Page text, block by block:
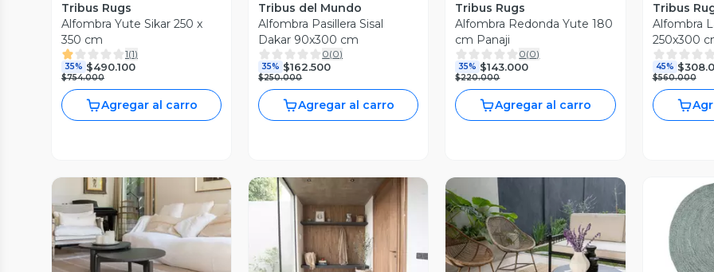
Tribus Rugs
Alfombra Yute Sikar 250 x
350 cm
1(1)
35% $490.100
$754.000
Agregar al carro
Tribus del Mundo
Alfombra Pasillera Sisal
Dakar 90x300 cm
0(0)
35% $162.500
$250.000
Agregar al carro
Tribus Rugs
Alfombra Redonda Yute 180
cm Panaji
0(0)
35% $143.000
$220.000
Agregar al carro
Tribus
Alfombra
250x300
45%
$560.000